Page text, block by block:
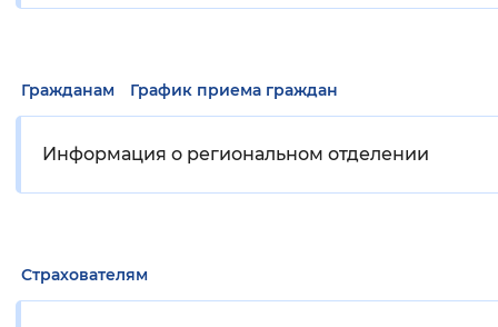
Гражданам График приема граждан
Информация о региональном отделении
Страхователям